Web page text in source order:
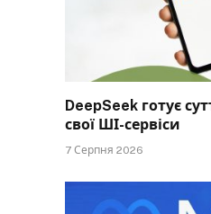
DeepSeek готує
свої ШІ-сервіси
7 Серпня 2026